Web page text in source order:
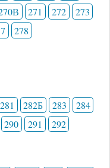
271 272
273
278
281 282Б 283
284
290 291 292